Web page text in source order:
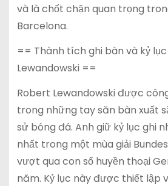
và là chốt chặn quan trọng
Barcelona.
== Thành tích ghi bàn và kỷ
Lewandowski ==
Robert Lewandowski được
trong những tay săn bàn xuất
sử bóng đá. Anh giữ kỷ lục ghi
nhất trong một mùa giải
vượt qua con số huyền thoại
năm. Kỷ lục này được thiết lập